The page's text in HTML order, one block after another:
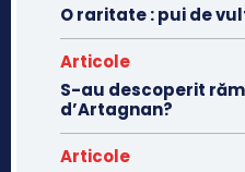
O raritate : pui de
Articole
S-au descoperit
d’Artagnan?
Articole